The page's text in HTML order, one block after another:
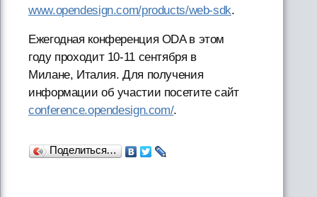
www.opendesign.com/products/web-sdk.
Ежегодная конференция ODA в этом
году проходит 10-11 сентября в
Милане, Италия. Для получения
информации об участии посетите сайт
conference.opendesign.com/.
Поделиться…